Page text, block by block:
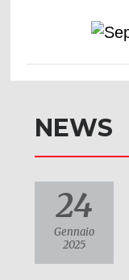
NEWS
24
Gennaio
2025